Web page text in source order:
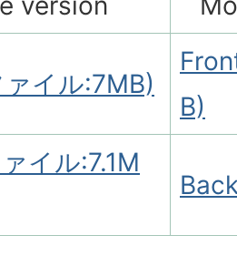
イル:7MB)
B)
イル:7.1M